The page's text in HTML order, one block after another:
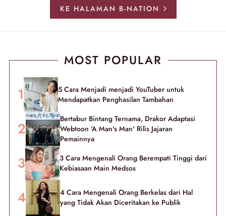
KE HALAMAN B-NATION
MOST POPULAR
5 Cara Menjadi menjadi YouTuber untuk
Mendapatkan Penghasilan Tambahan
Bertabur Bintang Ternama, Drakor Adaptasi
Webtoon 'A Man's Man' Rilis Jajaran
Pemainnya
3 Cara Mengenali Orang Berempati Tinggi dari
Kebiasaan Main Medsos
4 Cara Mengenali Orang Berkelas dari Hal
yang Tidak Akan Diceritakan ke Publik